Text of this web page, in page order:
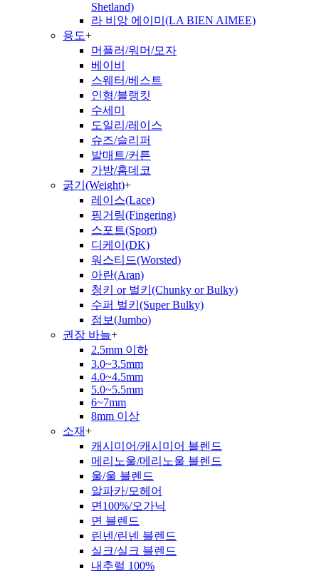
Shetland)
라 비앙 에이미(LA BIEN AIMEE)
용도+
머플러/워머/모자
베이비
스웨터/베스트
인형/블랭킷
수세미
도일리/레이스
슈즈/슬리퍼
발매트/커튼
가방/홈데코
굵기(Weight)+
레이스(Lace)
핑거링(Fingering)
스포트(Sport)
디케이(DK)
워스티드(Worsted)
아란(Aran)
청키 or 벌키(Chunky or Bulky)
수퍼 벌키(Super Bulky)
점보(Jumbo)
권장 바늘+
2.5mm 이하
3.0~3.5mm
4.0~4.5mm
5.0~5.5mm
6~7mm
8mm 이상
소재+
캐시미어/캐시미어 블렌드
메리노울/메리노울 블렌드
울/울 블렌드
알파카/모헤어
면100%/오가닉
면 블렌드
린넨/린넨 블렌드
실크/실크 블렌드
내추럴 100%